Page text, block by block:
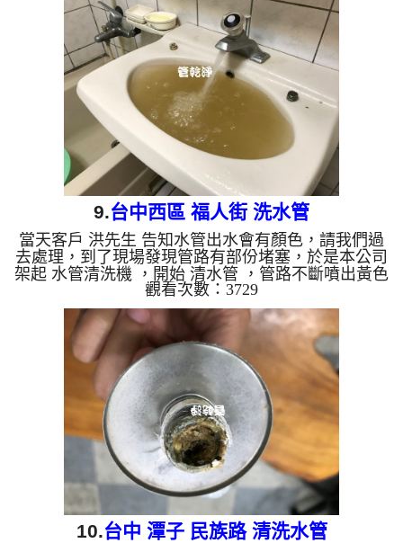
水量變大，客戶終於可以正常用水了。 清洗水管,水
管清洗, 洗水管, 熱水管堵塞, 熱水忽冷忽熱 ...
9.台中西區 福人街 洗水管
當天客戶 洪先生 告知水管出水會有顏色，請我們過
去處理，到了現場發現管路有部份堵塞，於是本公司
架起 水管清洗機 ，開始 清水管 ，管路不斷噴出黃色
及深綠色的髒水， 水管清洗 約兩個小時，發現有一
熱水管路還是堵住，本公司改用特殊工法，管路不斷
噴出髒水，如下影片，最後水管管路終於清洗完成，
客戶終於可以正常用水了。 清洗水管,水管清洗, 洗水
管, 熱水管堵塞, 熱水忽冷忽熱 ...
觀看次數：3729
10.台中 潭子 民族路 清洗水管